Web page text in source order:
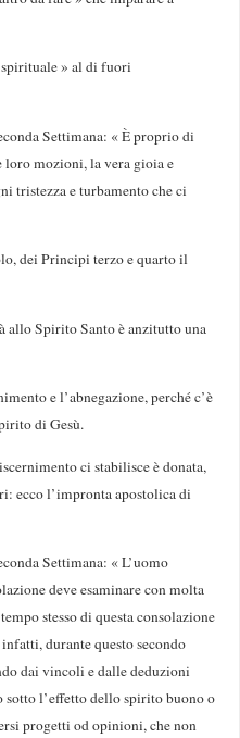
» al di fuori
Settimana: « È proprio di
mozioni, la vera gioia e
tristezza e turbamento che ci
dei Principi terzo e quarto il
allo Spirito Santo è anzitutto una
e l’abnegazione, perché c’è
di Gesù.
ci stabilisce è donata,
ecco l’impronta apostolica di
Settimana: « L’uomo
deve esaminare con molta
stesso di questa consolazione
durante questo secondo
dai vincoli e dalle deduzioni
l’effetto dello spirito buono o
progetti od opinioni, che non